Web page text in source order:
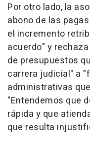
Por otro lado, la
abono de las
el incremento
acuerdo" y
de presupuestos
carrera judicial" a
administrativas
"Entendemos que
rápida y que
que resulta